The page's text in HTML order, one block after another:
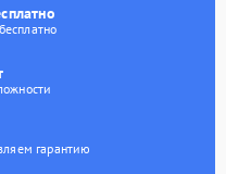
гарантию